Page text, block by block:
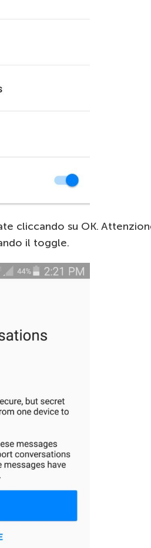
cliccando su OK.
il toggle.